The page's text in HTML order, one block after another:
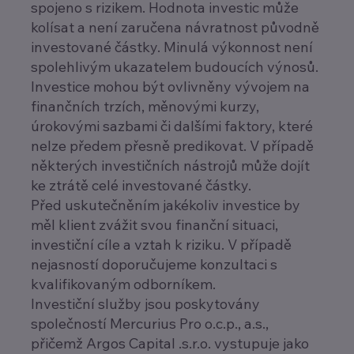
spojeno s rizikem. Hodnota investic může
kolísat a není zaručena návratnost původně
investované částky. Minulá výkonnost není
spolehlivým ukazatelem budoucích výnosů.
Investice mohou být ovlivněny vývojem na
finančních trzích, měnovými kurzy,
úrokovými sazbami či dalšími faktory, které
nelze předem přesně predikovat. V případě
některých investičních nástrojů může dojít
ke ztrátě celé investované částky.
Před uskutečněním jakékoliv investice by
měl klient zvážit svou finanční situaci,
investiční cíle a vztah k riziku. V případě
nejasností doporučujeme konzultaci s
kvalifikovaným odborníkem.
Investiční služby jsou poskytovány
společností Mercurius Pro o.c.p., a.s.,
přičemž Argos Capital .s.r.o. vystupuje jako